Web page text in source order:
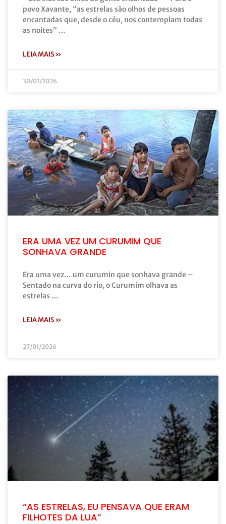
povo Xavante, “as estrelas são olhos de pessoas
encantadas que, desde o céu, nos contemplam todas
as noites” …
LEIA MAIS »
30/01/2026
ERA UMA VEZ UM CURUMIM QUE
SONHAVA GRANDE
Era uma vez… um curumin que sonhava grande –
Sentado na curva do rio, o Curumim olhava as
estrelas …
LEIA MAIS »
27/01/2026
“AS ESTRELAS, EU PENSAVA QUE ERAM
FILHOTES DA LUA”